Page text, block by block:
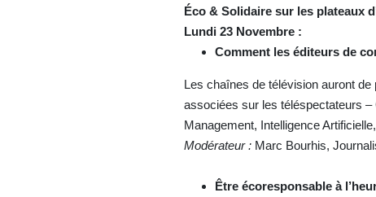
Éco & Solidaire sur les plateaux
Lundi 23 Novembre :
Comment les éditeurs de
Les chaînes de télévision auront
associées sur les téléspectateurs
Management, Intelligence
Modérateur : Marc Bourhis,
Être écoresponsable à